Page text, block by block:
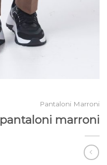
Pantaloni Marroni
pantaloni marroni